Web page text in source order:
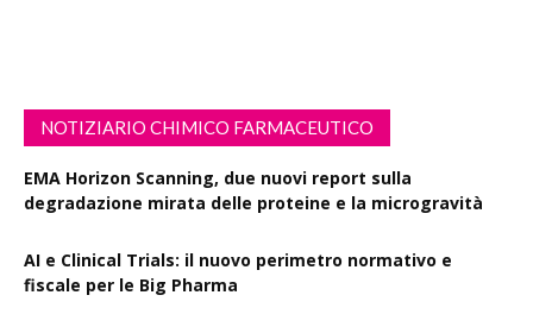
NOTIZIARIO CHIMICO FARMACEUTICO
EMA Horizon Scanning, due nuovi report sulla
degradazione mirata delle proteine e la microgravità
AI e Clinical Trials: il nuovo perimetro normativo e
fiscale per le Big Pharma